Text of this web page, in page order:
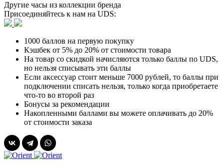
Другие часы из коллекции бренда
Присоединяйтесь к нам на UDS:
1000 баллов на первую покупку
Кэшбек от 5% до 20% от стоимости товара
На товар со скидкой начисляются только баллы по UDS,
но нельзя списывать эти баллы
Если аксессуар стоит меньше 7000 рублей, то баллы при
подключении списать нельзя, только когда приобретаете
что-то во второй раз
Бонусы за рекомендации
Накопленными баллами вы можете оплачивать до 20%
от стоимости заказа